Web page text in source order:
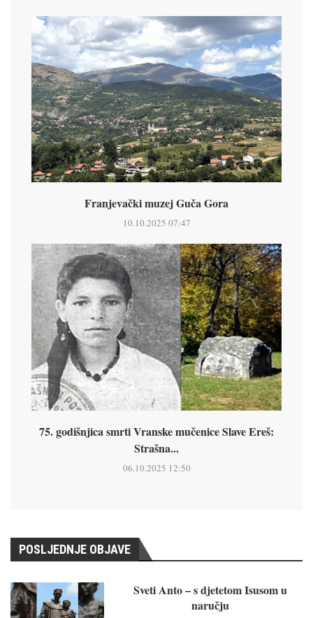
Franjevački muzej Guča Gora
10.10.2025 07:47
75. godišnjica smrti Vranske mučenice Slave Ereš:
Strašna...
06.10.2025 12:50
POSLJEDNJE OBJAVE
Sveti Anto – s djetetom Isusom u
naručju